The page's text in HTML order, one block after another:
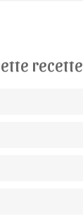
recette